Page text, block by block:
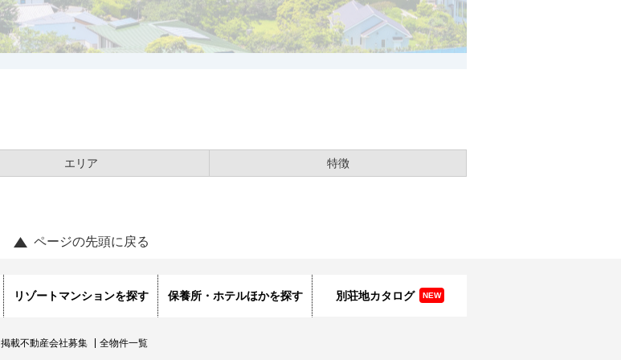
エリア 特徴
ページの先頭に戻る
リゾートマンションを探す 保養所・ホテルほかを探す 別荘地カタログ NEW
掲載不動産会社募集 全物件一覧